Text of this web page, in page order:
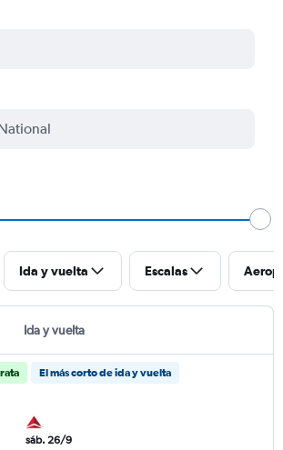
Ida y vuelta Escalas
Ida y vuelta
El más corto de ida y vuelta
sáb. 26/9